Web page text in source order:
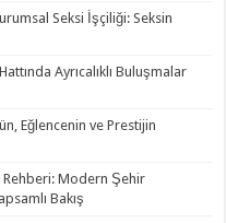
Seksi İşçiliği: Seksin
Ayrıcalıklı Buluşmalar
Eğlencenin ve Prestijin
Rehberi: Modern Şehir
Bakış